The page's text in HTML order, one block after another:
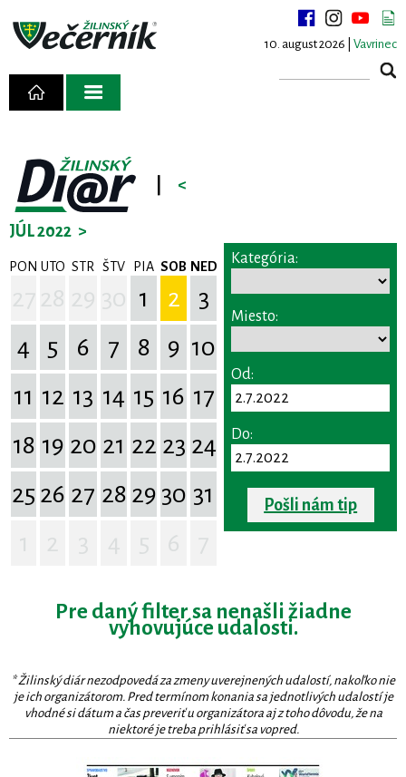
10. august 2026 | Vavrinec
<
JÚL 2022 >
PON UTO STR ŠTV PIA SOB NED
1 2
3
4
5 6 7 8 9 10
11 12 13 14 15 16 17
18 19 20 21 22 23 24
25 26 27 28 29 30 31
Kategória:
Miesto:
Od:
Do:
Pošli nám tip
Pre daný filter sa nenašli žiadne
vyhovujúce udalosti.
* Žilinský diár nezodpovedá za zmeny uverejnených udalostí, nakoľko nie
je ich organizátorom. Pred termínom konania sa jednotlivých udalostí je
vhodné si dátum a čas preveriť u organizátora aj z toho dôvodu, že na
niektoré je treba prihlásiť sa vopred.